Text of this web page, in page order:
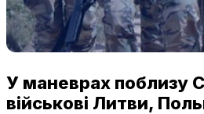
У маневрах поблизу
військові Литви,